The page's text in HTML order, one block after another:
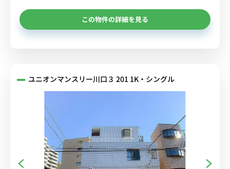
この物件の詳細を見る
ユニオンマンスリー川口３ 201 1K・シングル